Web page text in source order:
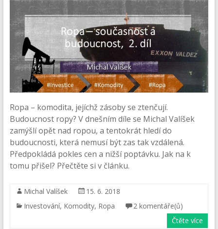
Ropa – komodita, jejíchž zásoby se ztenčují.
Budoucnost ropy? V dnešním díle se Michal Valíšek
zamýšlí opět nad ropou, a tentokrát hledí do
budoucnosti, která nemusí být zas tak vzdálená.
Předpokládá pokles cen a nižší poptávku. Jak na k
tomu přišel? Přečtěte si v článku.
Michal Valíšek
15. 6. 2018
Investování, Komodity, Ropa
2 komentáře(ů)
Čtěte více